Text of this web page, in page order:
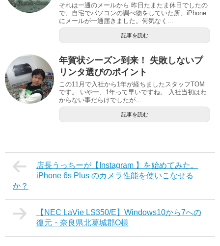
それは一通のメールから 昨日たまたま休日でしたの
で、自宅でパソコンの調べ物をしていた所、iPhone
にメールが一通届きました。何気なく...
記事を読む
年賀状シーズン到来！ 失敗しないプ
リンタ選びのポイント
この11月で入社から1年が経ちましたスタッフTOM
です。 いやー、1年って早いですね。 入社当初はわ
からない事だらけでしたが...
記事を読む
店長うっちーが【Instagram 】を始めてみた。
iPhone 6s Plus のカメラ性能を使いこなせる
か？
【NEC LaVie LS350/E】Windows10から7への
復元・奈良県北葛城郡O様